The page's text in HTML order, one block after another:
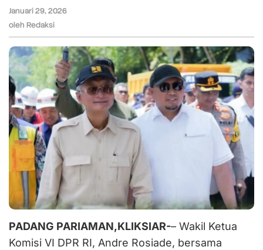
Januari 29, 2026
oleh Redaksi
PADANG PARIAMAN,KLIKSIAR-– Wakil Ketua
Komisi VI DPR RI, Andre Rosiade, bersama